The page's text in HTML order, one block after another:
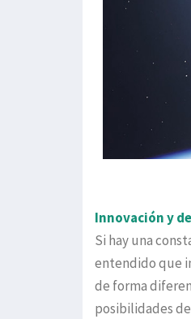
Innovación y
Si hay una
entendido que
de forma
posibilidades